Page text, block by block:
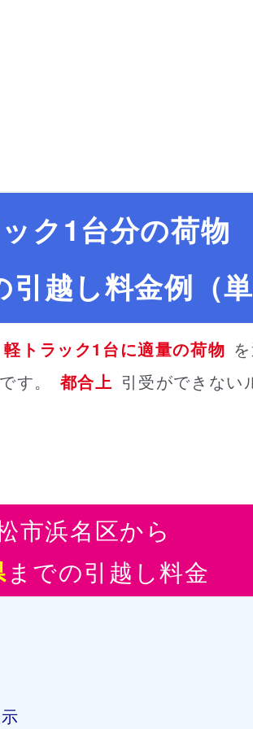
ク1台分の荷物
引越し料金例（単
軽トラック1台に適量の荷物
です。 都合上 引受ができない
市浜名区から
までの引越し料金